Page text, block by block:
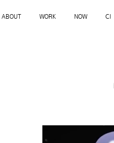
ABOUT WORK NOW CI